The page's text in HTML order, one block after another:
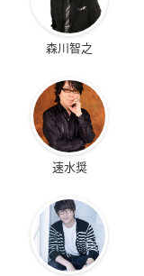
森川智之
速水奨